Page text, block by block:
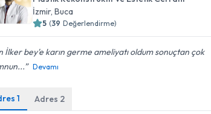
İzmir, Buca
5 (39 Değerlendirme)
İlker bey'e karın germe ameliyatı oldum sonuçtan çok
Devamı
1 Adres 2